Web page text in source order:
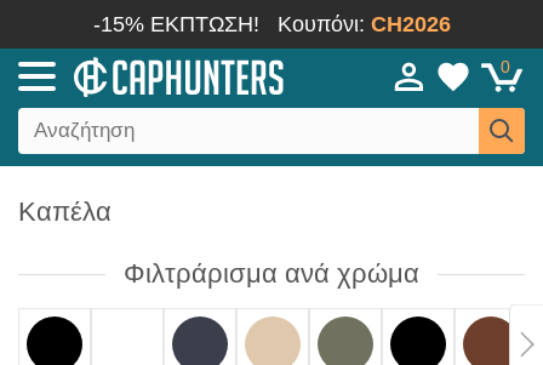
-15% ΕΚΠΤΩΣΗ! Κουπόνι: CH2026
0
Καπέλα
Φιλτράρισμα ανά χρώμα